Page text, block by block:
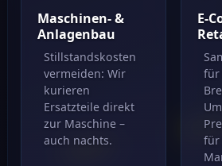
Maschinen- &
Anlagenbau
Stillstandskosten
vermeiden: Wir
kurieren
Ersatzteile direkt
zur Maschine –
auch nachts.
E-
für
für